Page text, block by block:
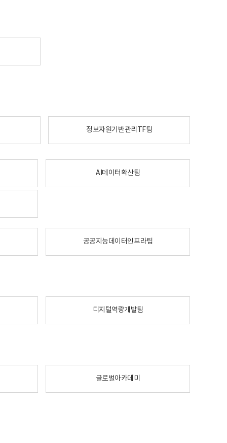
정보자원기반관리TF팀
AI데이터확산팀
공공지능데이터인프라팀
디지털역량개발팀
글로벌아카데미